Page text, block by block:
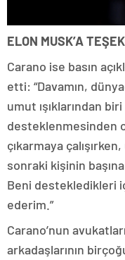
ELON MUSK’A
Carano ise basın
etti: “Davamın,
umut ışıklarından
desteklenmesinden
çıkarmaya
sonraki kişinin
Beni destekledikleri
ederim.”
Carano’nun
arkadaşlarının